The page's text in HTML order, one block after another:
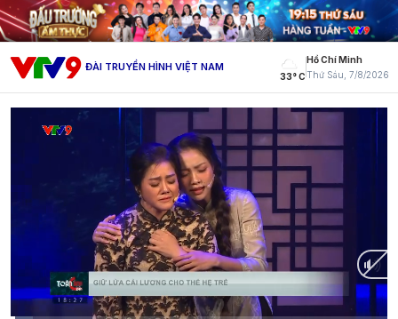
ĐÀI TRUYỀN HÌNH VIỆT NAM
33° C
Hồ Chí Minh
Thứ Sáu, 7/8/2026